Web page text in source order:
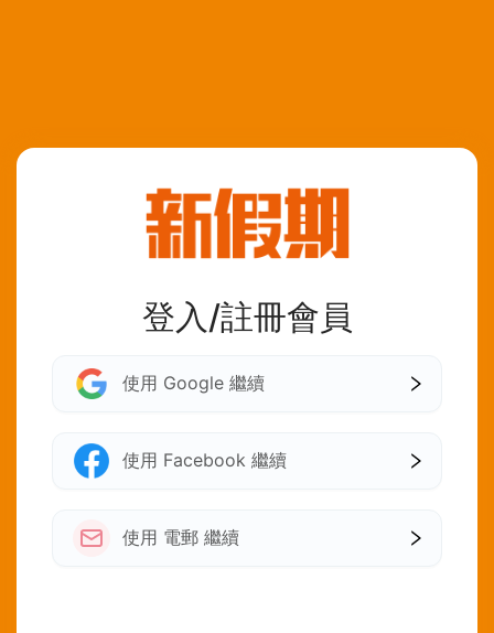
登入/註冊會員
使用 Google 繼續
使用 Facebook 繼續
使用 電郵 繼續